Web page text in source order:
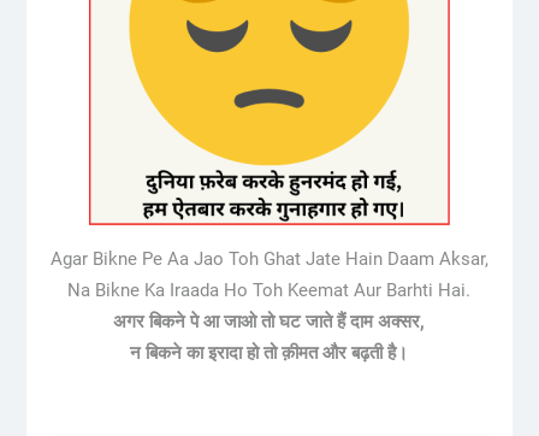
Agar Bikne Pe Aa Jao Toh Ghat Jate Hain Daam Aksar,
Na Bikne Ka Iraada Ho Toh Keemat Aur Barhti Hai.
अगर बिकने पे आ जाओ तो घट जाते हैं दाम अक्सर,
न बिकने का इरादा हो तो क़ीमत और बढ़ती है।